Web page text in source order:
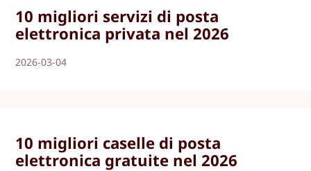
10 migliori servizi di posta
elettronica privata nel 2026
2026-03-04
10 migliori caselle di posta
elettronica gratuite nel 2026